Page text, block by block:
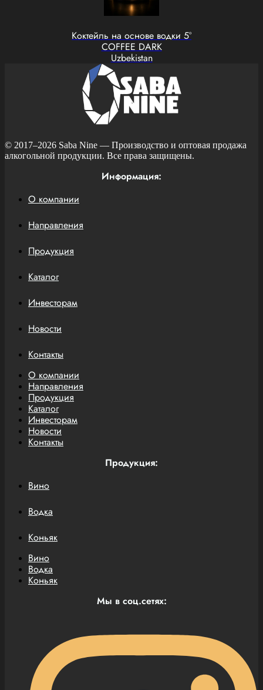
Коктейль на основе водки 5°
COFFEE DARK
Uzbekistan
© 2017–2026 Saba Nine — Производство и оптовая продажа
алкогольной продукции. Все права защищены.
Информация:
О компании
Направления
Продукция
Каталог
Инвесторам
Новости
Контакты
О компании
Направления
Продукция
Каталог
Инвесторам
Новости
Контакты
Продукция:
Вино
Водка
Коньяк
Вино
Водка
Коньяк
Мы в соц.сетях: